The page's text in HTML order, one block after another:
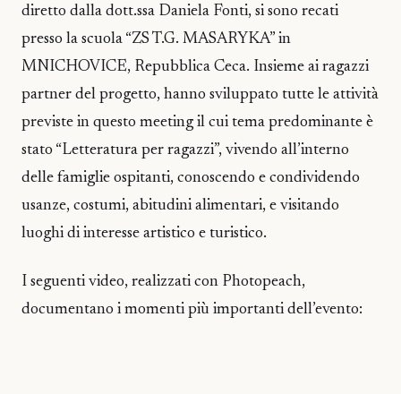
diretto dalla dott.ssa Daniela Fonti, si sono recati
presso la scuola “ZS T.G. MASARYKA” in
MNICHOVICE, Repubblica Ceca. Insieme ai ragazzi
partner del progetto, hanno sviluppato tutte le attività
previste in questo meeting il cui tema predominante è
stato “Letteratura per ragazzi”, vivendo all’interno
delle famiglie ospitanti, conoscendo e condividendo
usanze, costumi, abitudini alimentari, e visitando
luoghi di interesse artistico e turistico.
I seguenti video, realizzati con Photopeach,
documentano i momenti più importanti dell’evento: